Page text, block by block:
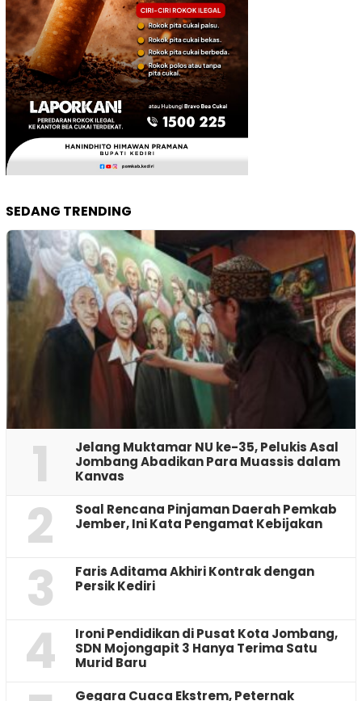
SEDANG TRENDING
1
Jelang Muktamar NU ke-35, Pelukis Asal
Jombang Abadikan Para Muassis dalam
Kanvas
2
‎Soal Rencana Pinjaman Daerah Pemkab
Jember, Ini Kata Pengamat Kebijakan ‎
3
Faris Aditama Akhiri Kontrak dengan
Persik Kediri
4
Ironi Pendidikan di Pusat Kota Jombang,
SDN Mojongapit 3 Hanya Terima Satu
Murid Baru
‎Gegara Cuaca Ekstrem, Peternak